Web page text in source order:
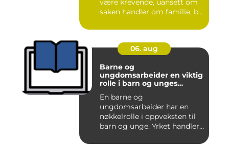
være krevende, uansett om
saken handler om familie, b...
06. aug
Barne og
ungdomsarbeider en viktig
rolle i barn og unges
En barne og
ungdomsarbeider har en
nøkkelrolle i oppveksten til
barn og unge. Yrket handler